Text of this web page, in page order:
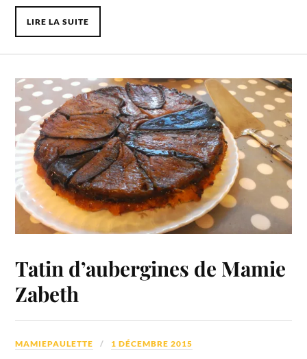
LIRE LA SUITE
Tatin d’aubergines de Mamie
Zabeth
MAMIEPAULETTE 1 DÉCEMBRE 2015